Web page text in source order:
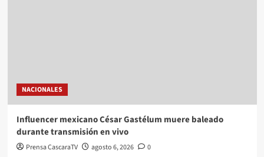
NACIONALES
Influencer mexicano César Gastélum muere baleado
durante transmisión en vivo
Prensa CascaraTV agosto 6, 2026 0